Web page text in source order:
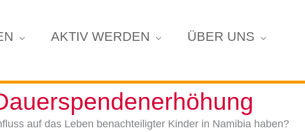
AKTIV WERDEN
ÜBER UNS
auf das Leben benachteiligter Kinder in Namibia haben?